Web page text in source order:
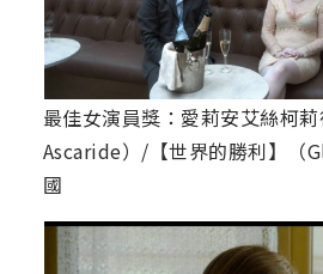
最佳女演員獎：愛莉安艾絲柯
Ascaride）/【世界的勝利】（
國